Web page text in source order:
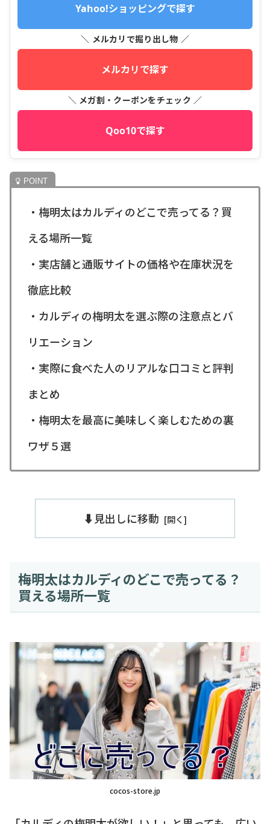
Yahoo!ショッピングで探す
＼ メルカリで掘り出し物 ／
メルカリで探す
＼ メガ割・クーポンをチェック ／
Qoo10で探す
・梅明太はカルディのどこで売ってる？買
える場所一覧
・実店舗と通販サイトの価格や在庫状況を
徹底比較
・カルディの梅明太を選ぶ際の注意点とバ
リエーション
・実際に食べた人のリアルな口コミと評判
まとめ
・梅明太を最高に美味しく楽しむための裏
ワザ５選
⬇️見出しに移動
梅明太はカルディのどこで売ってる？
買える場所一覧
cocos-store.jp